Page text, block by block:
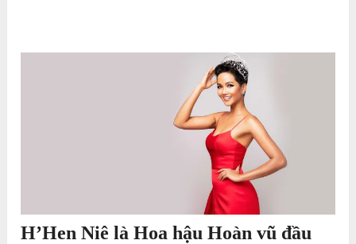
H’Hen Niê là Hoa hậu Hoàn vũ đầu